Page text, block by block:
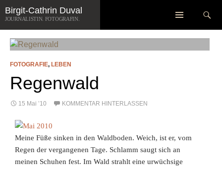
Zum
Inhalt
springen
Suchen
SCHLAGWORT-ARCHIV: JAHRESZEITEN
FOTOGRAFIE, LEBEN
Regenwald
15 Mai ’10 KOMMENTAR HINTERLASSEN
Meine Füße sinken in den Waldboden. Weich, ist er, vom
Regen der vergangenen Tage. Schlamm saugt sich an
meinen Schuhen fest. Im Wald strahlt eine urwüchsige
Birgit-Cathrin Duval
JOURNALISTIN. FOTOGRAFIN.